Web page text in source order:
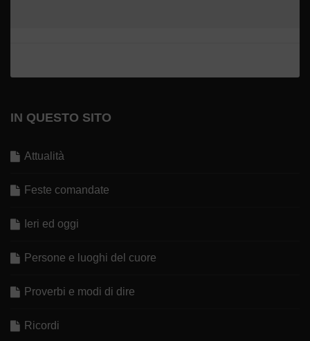
IN QUESTO SITO
Attualità
Feste comandate
Ieri ed oggi
Persone e luoghi del cuore
Proverbi e modi di dire
Ricordi